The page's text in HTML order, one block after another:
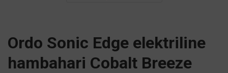
Ordo Sonic Edge elektriline
hambahari Cobalt Breeze